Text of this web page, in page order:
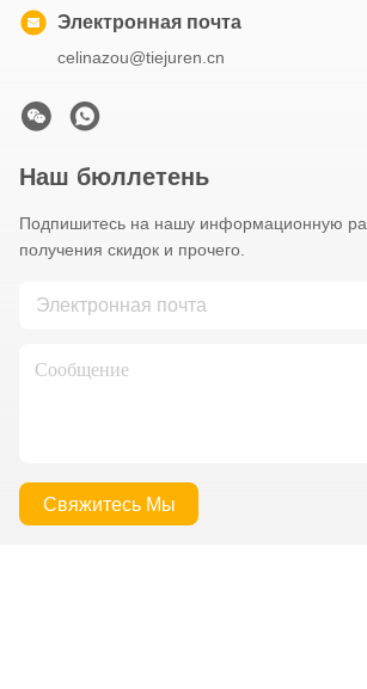
Электронная почта
celinazou@tiejuren.cn
Наш бюллетень
Подпишитесь на нашу информационную
получения скидок и прочего.
Свяжитесь Мы